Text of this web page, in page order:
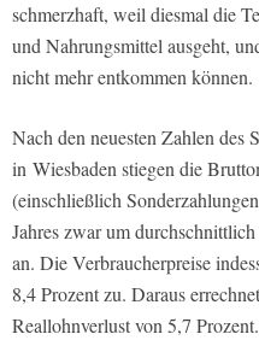
schmerzhaft, weil diesmal die
und Nahrungsmittel ausgeht,
nicht mehr entkommen können.
Nach den neuesten Zahlen des
in Wiesbaden stiegen die
(einschließlich
Jahres zwar um
an. Die Verbraucherpreise
8,4 Prozent zu. Daraus
Reallohnverlust von 5,7